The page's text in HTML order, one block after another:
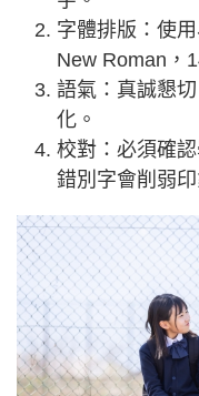
字體排版：使
New Roman，
語氣：真誠懇
化。
校對：必須確
錯別字會削弱印